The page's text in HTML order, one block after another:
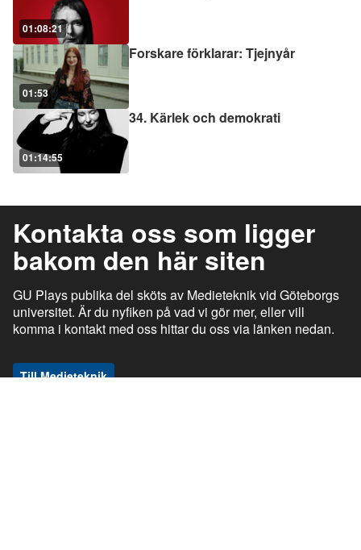
01:08:21
01:53
Forskare förklarar: Tjejnyår
01:14:55
34. Kärlek och demokrati
Kontakta oss som ligger
bakom den här siten
GU Plays publika del sköts av Medieteknik vid Göteborgs
universitet. Är du nyfiken på vad vi gör mer, eller vill
komma i kontakt med oss hittar du oss via länken nedan.
Till Medieteknik